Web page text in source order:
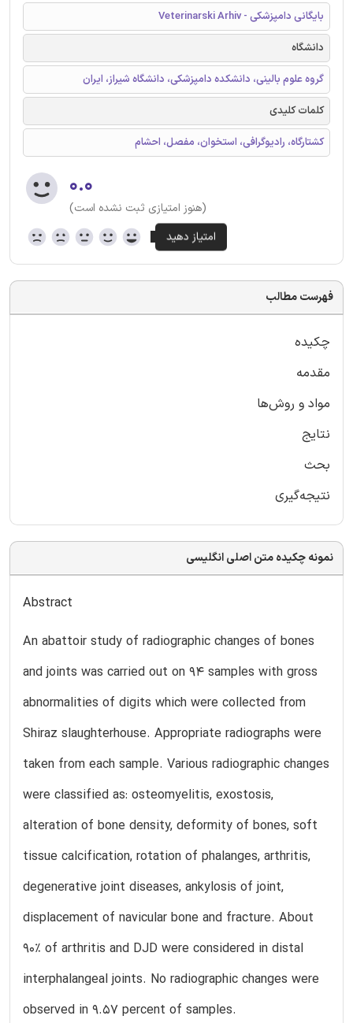
بایگانی دامپزشکی - Veterinarski Arhiv
دانشگاه
گروه علوم بالینی، دانشکده دامپزشکی، دانشگاه شیراز، ایران
کلمات کلیدی
کشتارگاه، رادیوگرافی، استخوان، مفصل، احشام
۰.۰
(هنوز امتیازی ثبت نشده است)
فهرست مطالب
چکیده
مقدمه
مواد و روش‌ها
نتایج
بحث
نتیجه‌گیری
نمونه چکیده متن اصلی انگلیسی
Abstract
An abattoir study of radiographic changes of bones
and joints was carried out on 94 samples with gross
abnormalities of digits which were collected from
Shiraz slaughterhouse. Appropriate radiographs were
taken from each sample. Various radiographic changes
were classified as: osteomyelitis, exostosis,
alteration of bone density, deformity of bones, soft
tissue calcification, rotation of phalanges, arthritis,
degenerative joint diseases, ankylosis of joint,
displacement of navicular bone and fracture. About
90% of arthritis and DJD were considered in distal
interphalangeal joints. No radiographic changes were
observed in 9.57 percent of samples.